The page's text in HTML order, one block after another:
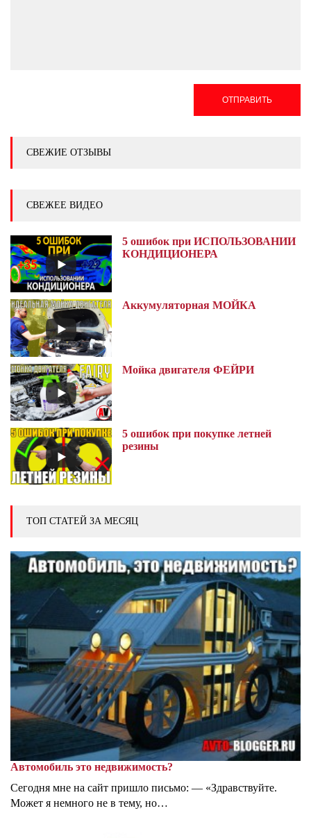
ОТПРАВИТЬ
СВЕЖИЕ ОТЗЫВЫ
СВЕЖЕЕ ВИДЕО
5 ошибок при ИСПОЛЬЗОВАНИИ
КОНДИЦИОНЕРА
Аккумуляторная МОЙКА
Мойка двигателя ФЕЙРИ
5 ошибок при покупке летней
резины
ТОП СТАТЕЙ ЗА МЕСЯЦ
Автомобиль это недвижимость?
Сегодня мне на сайт пришло письмо: — «Здравствуйте.
Может я немного не в тему, но…